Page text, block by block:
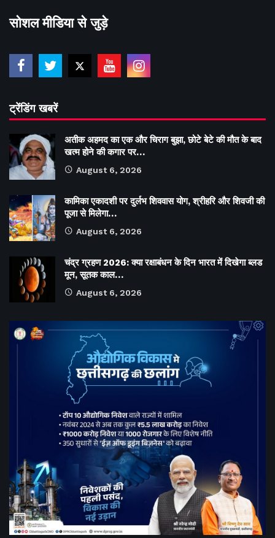
सोशल मीडिया से जुड़े
ट्रेंडिंग खबरें
अतीक अहमद का एक और चिराग बुझा, छोटे बेटे की मौत के बाद
खत्म होने की कगार पर…
August 6, 2026
कामिका एकादशी पर दुर्लभ शिववास योग, श्रीहरि और शिवजी की
पूजा से मिलेगा…
August 6, 2026
चंद्र ग्रहण 2026: क्या रक्षाबंधन के दिन भारत में दिखेगा ब्लड
मून, सूतक काल…
August 6, 2026